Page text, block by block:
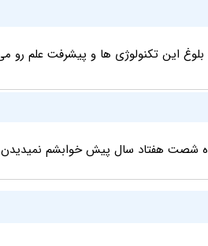
شصت هفتاد سال پیش خوابشم نمیدیدن